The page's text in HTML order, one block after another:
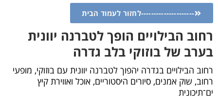
---------------------לחזור לעמוד הבית
רחוב הבילויים הופך לטברנה יוונית
בערב של בוזוקי בלב גדרה
רחוב הבילויים בגדרה יהפוך לטברנה יוונית עם בוזוקי, מופעי
רחוב, שוק אמנים, סיורים היסטוריים, אוכל ואווירת קיץ
ים־תיכונית